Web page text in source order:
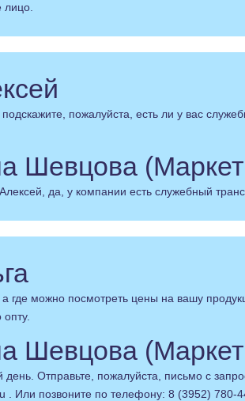
лицо.
подскажите, пожалуйста, есть ли у вас
Шевцова
да, у компании есть служебный
а где можно посмотреть цены на вашу
Шевцова
день. Отправьте, пожалуйста, письмо с
. Или позвоните по телефону: 8 (3952) 780-